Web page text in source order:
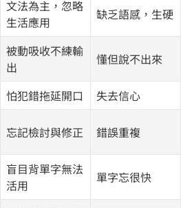
文法為主，忽略
生活應用
缺乏語感，生硬
被動吸收不練輸
出
懂但說不出來
怕犯錯拖延開口 失去信心
忘記檢討與修正 錯誤重複
盲目背單字無法
活用
單字忘很快